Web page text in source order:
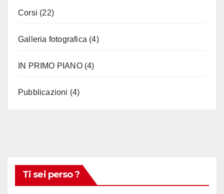
Corsi (22)
Galleria fotografica (4)
IN PRIMO PIANO(4)
Pubblicazioni (4)
Ti sei perso ?